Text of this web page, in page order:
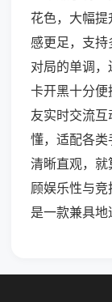
花色，大幅
感更足，支
对局的单调
卡开黑十分
友实时交流
懂，适配各
清晰直观，
顾娱乐性与竞
是一款兼具地